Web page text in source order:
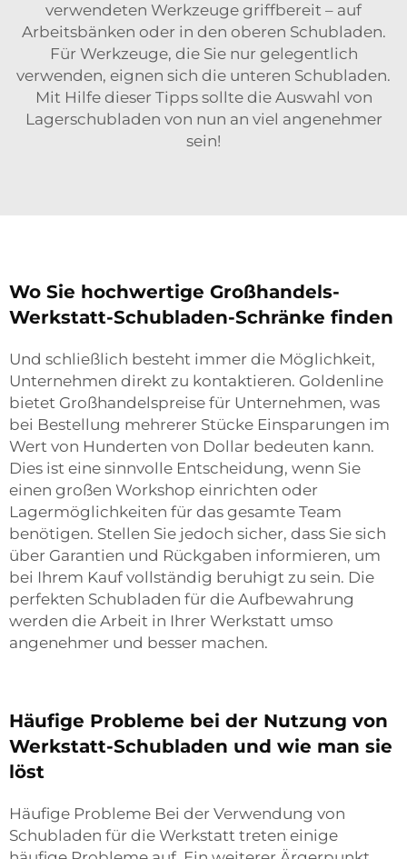
verwendeten Werkzeuge griffbereit – auf
Arbeitsbänken oder in den oberen Schubladen.
Für Werkzeuge, die Sie nur gelegentlich
verwenden, eignen sich die unteren Schubladen.
Mit Hilfe dieser Tipps sollte die Auswahl von
Lagerschubladen von nun an viel angenehmer
sein!
Wo Sie hochwertige Großhandels-
Werkstatt-Schubladen-Schränke finden
Und schließlich besteht immer die Möglichkeit,
Unternehmen direkt zu kontaktieren. Goldenline
bietet Großhandelspreise für Unternehmen, was
bei Bestellung mehrerer Stücke Einsparungen im
Wert von Hunderten von Dollar bedeuten kann.
Dies ist eine sinnvolle Entscheidung, wenn Sie
einen großen Workshop einrichten oder
Lagermöglichkeiten für das gesamte Team
benötigen. Stellen Sie jedoch sicher, dass Sie sich
über Garantien und Rückgaben informieren, um
bei Ihrem Kauf vollständig beruhigt zu sein. Die
perfekten Schubladen für die Aufbewahrung
werden die Arbeit in Ihrer Werkstatt umso
angenehmer und besser machen.
Häufige Probleme bei der Nutzung von
Werkstatt-Schubladen und wie man sie
löst
Häufige Probleme Bei der Verwendung von
Schubladen für die Werkstatt treten einige